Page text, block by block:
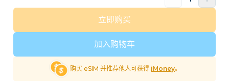
加入购物车
立即购买
购买 eSIM 并推荐他人可获得 iMoney。